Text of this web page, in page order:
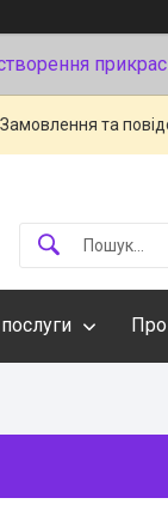
прикрас
та